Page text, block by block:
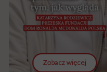
Zobacz więcej